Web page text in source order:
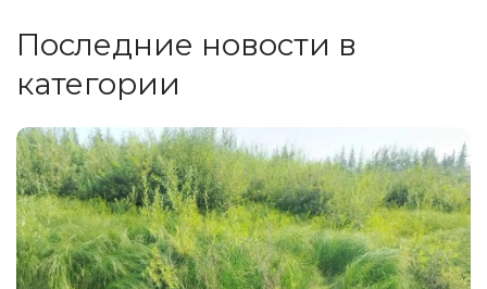
Последние новости в
категории